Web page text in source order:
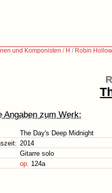
und Komponisten / H / Robin
Angaben zum Werk:
The Day's Deep Midnight
2014
Gitarre solo
op. 124a